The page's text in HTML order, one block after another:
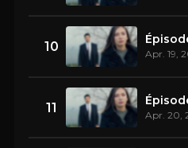
10 Apr. 19,
11 Apr. 20,